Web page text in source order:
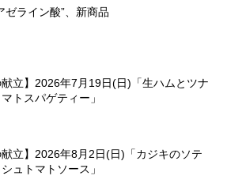
ゼライン酸”、新商品
献立】2026年7月19日(日)「生ハムとツナ
トスパゲティー」
献立】2026年8月2日(日)「カジキのソテ
ュトマトソース」